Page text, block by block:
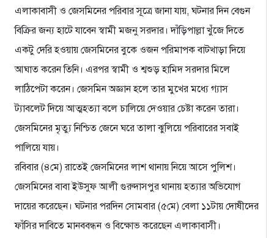
এলাকাবাসী ও জেসমিনের পরিবার সূত্রে জানা যায়, ঘটনার দিন বেগুন
বিক্রির জন্য হাটে যাবেন স্বামী মজনু সরদার। দাঁড়িপাল্লা খুঁজে দিতে
একটু দেরি হওয়ায় জেসমিনের বুকে ওজন পরিমাপক বাটখাড়া দিয়ে
আঘাত করেন তিনি। এরপর স্বামী ও শ্বশুড় হামিদ সরদার মিলে
লাঠিপেটা করেন। জেসমিন অজ্ঞান হলে তার মুখের মধ্যে গ্যাস
ট্যাবলেট দিয়ে আত্মহত্যা বলে চালিয়ে দেওয়ার চেষ্টা করেন তারা।
জেসমিনের মৃত্যু নিশ্চিত জেনে ঘরে তালা ঝুলিয়ে পরিবারের সবাই
পালিয়ে যায়।
রবিবার (৪মে) রাতেই জেসমিনের লাশ থানায় নিয়ে আসে পুলিশ।
জেসমিনের বাবা ইউসুফ আলী গুরুদাসপুর থানায় হত্যার অভিযোগ
দায়ের করেছেন। ঘটনার পরদিন সোমবার (৫মে) বেলা ১১টায় দোষীদের
ফাঁসির দাবিতে মানববন্ধন ও বিক্ষোভ করেছেন এলাকাবাসী।